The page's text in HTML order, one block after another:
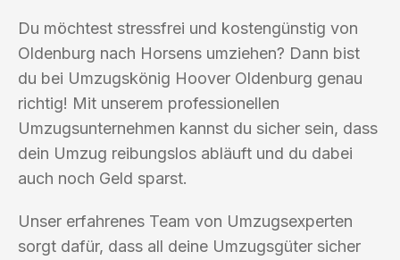
Du möchtest stressfrei und kostengünstig von
Oldenburg nach Horsens umziehen? Dann bist
du bei Umzugskönig Hoover Oldenburg genau
richtig! Mit unserem professionellen
Umzugsunternehmen kannst du sicher sein, dass
dein Umzug reibungslos abläuft und du dabei
auch noch Geld sparst.
Unser erfahrenes Team von Umzugsexperten
sorgt dafür, dass all deine Umzugsgüter sicher